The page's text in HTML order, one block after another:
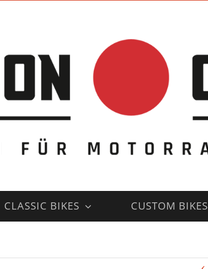
CLASSIC BIKES CUSTOM BIKES